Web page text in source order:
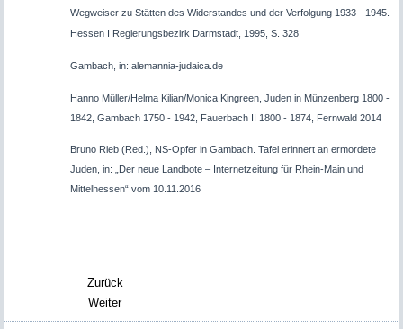
Wegweiser zu Stätten des Widerstandes und der Verfolgung 1933 - 1945.
Hessen I Regierungsbezirk Darmstadt, 1995, S. 328
Gambach, in: alemannia-judaica.de
Hanno Müller/Helma Kilian/Monica Kingreen, Juden in Münzenberg 1800 -
1842, Gambach 1750 - 1942, Fauerbach II 1800 - 1874, Fernwald 2014
Bruno Rieb (Red.), NS-Opfer in Gambach. Tafel erinnert an ermordete
Juden, in: „Der neue Landbote – Internetzeitung für Rhein-Main und
Mittelhessen“ vom 10.11.2016
Zurück
Weiter